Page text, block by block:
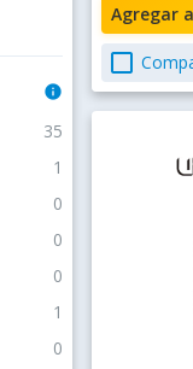
info
35
1
0
0
0
1
0
Agregar
check_box_outline_blank